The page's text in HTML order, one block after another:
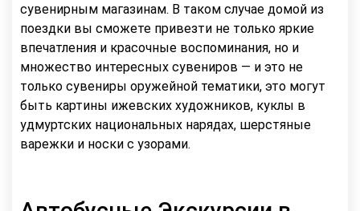
сувенирным магазинам. В таком случае домой из
поездки вы сможете привезти не только яркие
впечатления и красочные воспоминания, но и
множество интересных сувениров — и это не
только сувениры оружейной тематики, это могут
быть картины ижевских художников, куклы в
удмуртских национальных нарядах, шерстяные
варежки и носки с узорами.